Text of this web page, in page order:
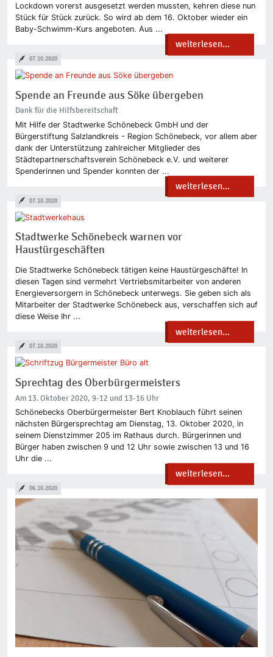
Lockdown vorerst ausgesetzt werden mussten, kehren diese nun
Stück für Stück zurück. So wird ab dem 16. Oktober wieder ein
Baby-Schwimm-Kurs angeboten. Aus ...
weiterlesen...
Spende an Freunde aus Söke übergeben
Dank für die Hilfsbereitschaft
Mit Hilfe der Stadtwerke Schönebeck GmbH und der
Bürgerstiftung Salzlandkreis - Region Schönebeck, vor allem aber
dank der Unterstützung zahlreicher Mitglieder des
Städtepartnerschaftsverein Schönebeck e.V. und weiterer
Spenderinnen und Spender konnten der ...
weiterlesen...
07.10.2020
Stadtwerke Schönebeck warnen vor
Haustürgeschäften
Die Stadtwerke Schönebeck tätigen keine Haustürgeschäfte! In
diesen Tagen sind vermehrt Vertriebsmitarbeiter von anderen
Energieversorgern in Schönebeck unterwegs. Sie geben sich als
Mitarbeiter der Stadtwerke Schönebeck aus, verschaffen sich auf
diese Weise Ihr ...
weiterlesen...
07.10.2020
Sprechtag des Oberbürgermeisters
Am 13. Oktober 2020, 9-12 und 13-16 Uhr
Schönebecks Oberbürgermeister Bert Knoblauch führt seinen
nächsten Bürgersprechtag am Dienstag, 13. Oktober 2020, in
seinem Dienstzimmer 205 im Rathaus durch. Bürgerinnen und
Bürger haben zwischen 9 und 12 Uhr sowie zwischen 13 und 16
Uhr die ...
weiterlesen...
07.10.2020
06.10.2020